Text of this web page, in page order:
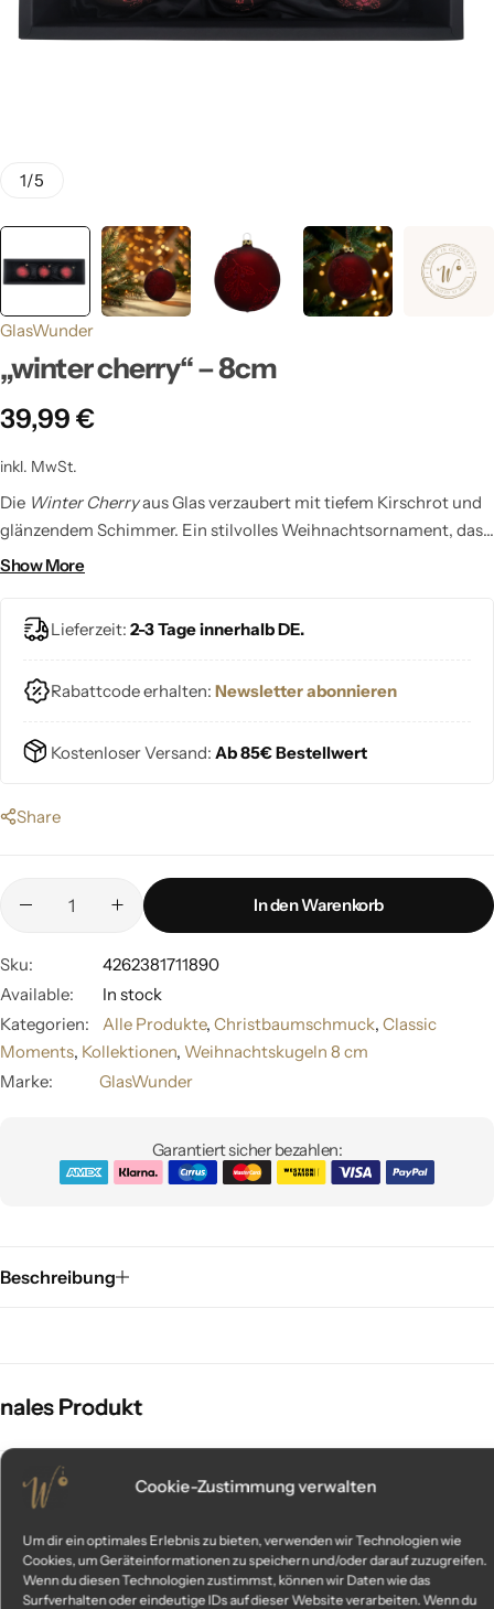
Cookie-Zustimmung verwalten
Um dir ein optimales Erlebnis zu bieten, verwenden wir Technologien wie
Cookies, um Geräteinformationen zu speichern und/oder darauf zuzugreifen.
Wenn du diesen Technologien zustimmst, können wir Daten wie das
Surfverhalten oder eindeutige IDs auf dieser Website verarbeiten. Wenn du
1/5
GlasWunder
„winter cherry“ – 8cm
39,99 €
inkl. MwSt.
Die Winter Cherryaus Glas verzaubert mit tiefem Kirschrot und
glänzendem Schimmer. Ein stilvolles Weihnachtsornament, das
deinem Baum lebendige Farbe und festliche Eleganz schenkt.
Show More
Lieferzeit: 2-3 Tage innerhalb DE.
Rabattcode erhalten: Newsletter abonnieren
Kostenloser Versand: Ab 85€ Bestellwert
Share
In den Warenkorb
Sku:
4262381711890
Available:
In stock
Kategorien:
Alle Produkte, Christbaumschmuck, Classic
Moments, Kollektionen, Weihnachtskugeln 8 cm
Marke:
GlasWunder
Garantiert sicher bezahlen:
Beschreibung
Produkt
Produkt
Produkt
Ähnliche Produkte